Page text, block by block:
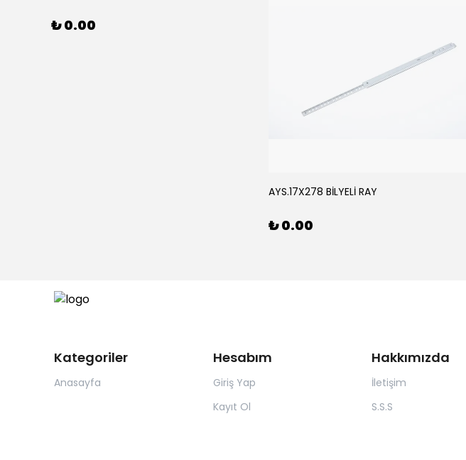
₺ 0.00
AYS.17X278 BİLYELİ RAY
₺ 0.00
Kategoriler
Anasayfa
Hesabım
Giriş Yap
Kayıt Ol
Hakkımızda
İletişim
S.S.S